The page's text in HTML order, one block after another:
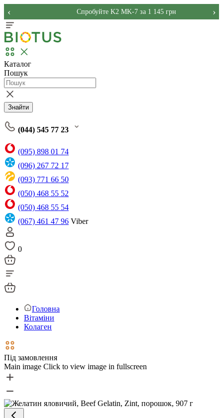
Спробуйте K2 MK-7 за 1 145 грн
‹ ›
Каталог
Пошук
Знайти
(044) 545 77 23
(095) 898 01 74
(096) 267 72 17
(093) 771 66 50
(050) 468 55 52
(050) 468 55 54
(067) 461 47 96 Viber
0
Головна
Вітаміни
Колаген
Під замовлення
Main image Click to view image in fullscreen